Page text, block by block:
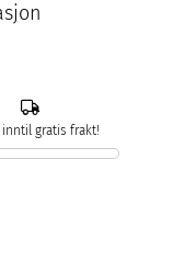
inntil gratis frakt!